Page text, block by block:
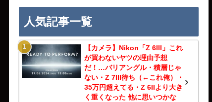
人気記事一覧
【カメラ】Nikon「Z 6III」これ
が買わないヤツの理由予想
だ！…バリアングル・積層じゃ
ない・Z 7III待ち（←これ俺）・
35万円超えてる・Z 6IIより大き
く重くなった 他に思いつかな